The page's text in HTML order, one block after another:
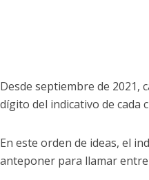
Desde septiembre de 2021,
dígito del indicativo de cada
En este orden de ideas, el
anteponer para llamar